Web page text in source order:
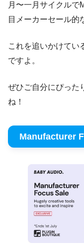
月〜一月サイクルで
目メーカーセール的
これを追いかけてい
ですよ。
ぜひご自分にぴった
ね！
Manufacturer